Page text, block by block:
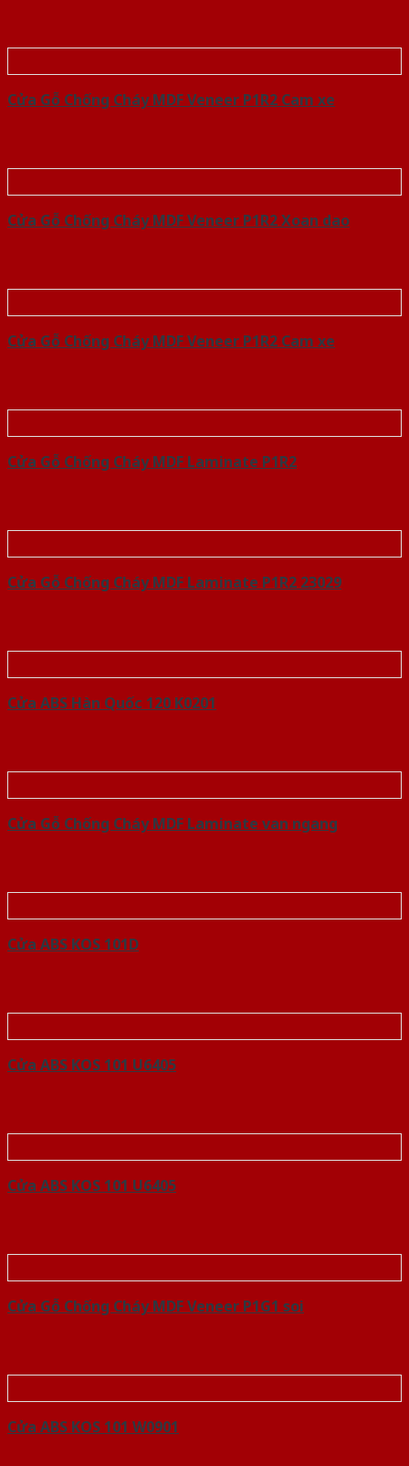
Cửa Gỗ Chống Cháy MDF Veneer P1R2 Cam xe
Cửa Gỗ Chống Cháy MDF Veneer P1R2 Xoan dao
Cửa Gỗ Chống Cháy MDF Veneer P1R2 Cam xe
Cửa Gỗ Chống Cháy MDF Laminate P1R2
Cửa Gỗ Chống Cháy MDF Laminate P1R2 23029
Cửa ABS Hàn Quốc 120 K0201
Cửa Gỗ Chống Cháy MDF Laminate van ngang
Cửa ABS KOS 101D
Cửa ABS KOS 101 U6405
Cửa ABS KOS 101 U6405
Cửa Gỗ Chống Cháy MDF Veneer P1G1 soi
Cửa ABS KOS 101 W0901